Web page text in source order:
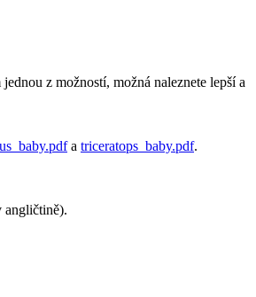
z možností, možná naleznete lepší a
a triceratops_baby.pdf.
angličtině).